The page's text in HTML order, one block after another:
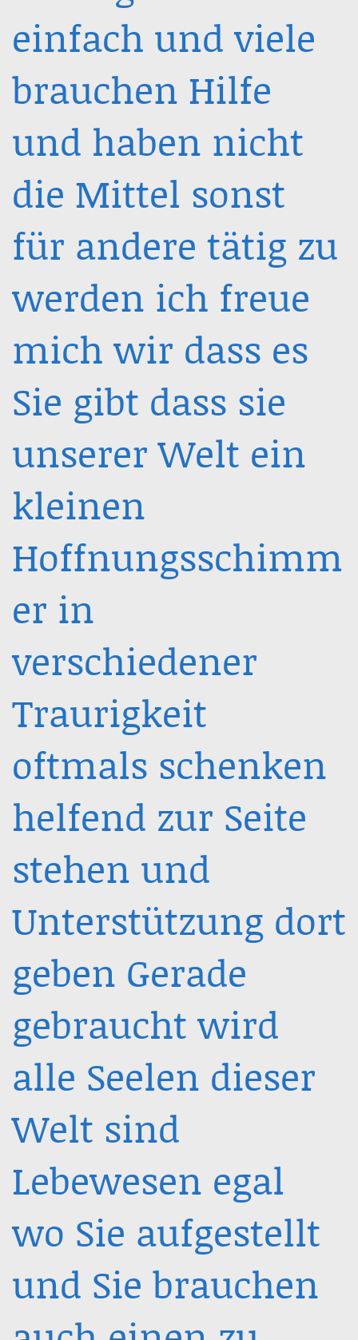
einfach und viele
brauchen Hilfe
und haben nicht
die Mittel sonst
für andere tätig zu
werden ich freue
mich wir dass es
Sie gibt dass sie
unserer Welt ein
kleinen
Hoffnungsschimm
er in
verschiedener
Traurigkeit
oftmals schenken
helfend zur Seite
stehen und
Unterstützung dort
geben Gerade
gebraucht wird
alle Seelen dieser
Welt sind
Lebewesen egal
wo Sie aufgestellt
und Sie brauchen